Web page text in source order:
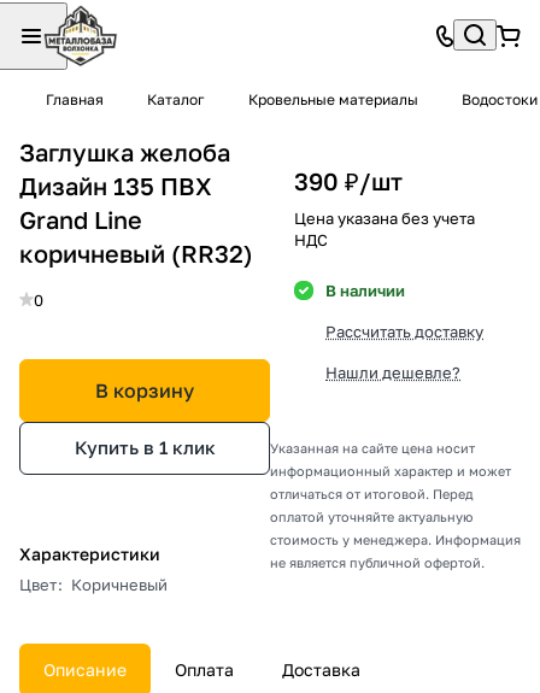
Главная Каталог Кровельные материалы Водостоки
Заглушка желоба
Дизайн 135 ПВХ
Grand Line
коричневый (RR32)
0
В корзину
Купить в 1 клик
Характеристики
Цвет: Коричневый
390 ₽/шт
Цена указана без учета
НДС
В наличии
Рассчитать доставку
Нашли дешевле?
Указанная на сайте цена носит
информационный характер и может
отличаться от итоговой. Перед
оплатой уточняйте актуальную
стоимость у менеджера. Информация
не является публичной офертой.
Описание Оплата Доставка